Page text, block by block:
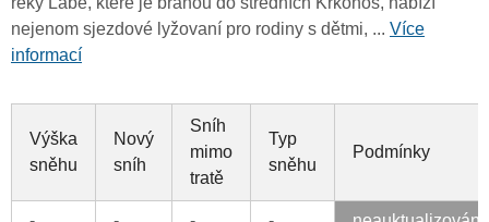
nejenom sjezdové lyžovaní pro rodiny s dětmi, ... Více
informací
Výška
sněhu
Nový
sníh
Sníh
mimo
tratě
Typ
sněhu
Podmínky